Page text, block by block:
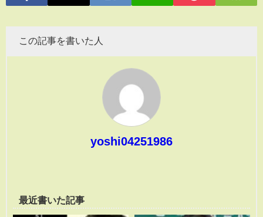
この記事を書いた人
yoshi04251986
最近書いた記事